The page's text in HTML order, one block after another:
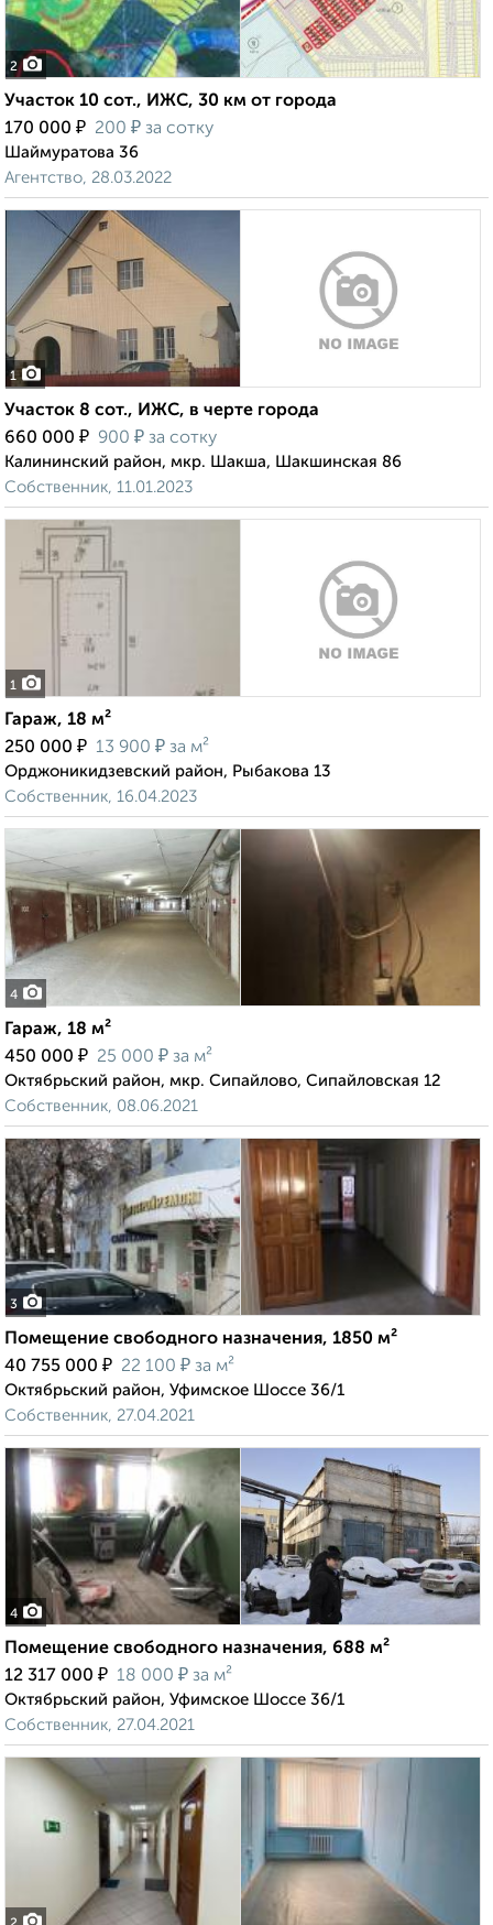
2
Участок 10 сот., ИЖС, 30 км от города
170 000 ₽ 200 ₽ за сотку
Шаймуратова 36
Агентство, 28.03.2022
1
Участок 8 сот., ИЖС, в черте города
660 000 ₽ 900 ₽ за сотку
Калининский район, мкр. Шакша, Шакшинская 86
Собственник, 11.01.2023
1
Гараж, 18 м²
250 000 ₽ 13 900 ₽ за м²
Орджоникидзевский район, Рыбакова 13
Собственник, 16.04.2023
4
Гараж, 18 м²
450 000 ₽ 25 000 ₽ за м²
Октябрьский район, мкр. Сипайлово, Сипайловская 12
Собственник, 08.06.2021
3
Помещение свободного назначения, 1850 м²
40 755 000 ₽ 22 100 ₽ за м²
Октябрьский район, Уфимское Шоссе 36/1
Собственник, 27.04.2021
4
Помещение свободного назначения, 688 м²
12 317 000 ₽ 18 000 ₽ за м²
Октябрьский район, Уфимское Шоссе 36/1
Собственник, 27.04.2021